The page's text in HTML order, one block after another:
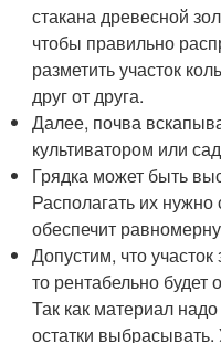
стакана древесной
чтобы правильно
разметить участок
друг от друга.
Далее, почва
культиватором или
Грядка может быть
Располагать их
обеспечит
Допустим, что
то рентабельно будет
Так как материал
остатки выбрасывать.